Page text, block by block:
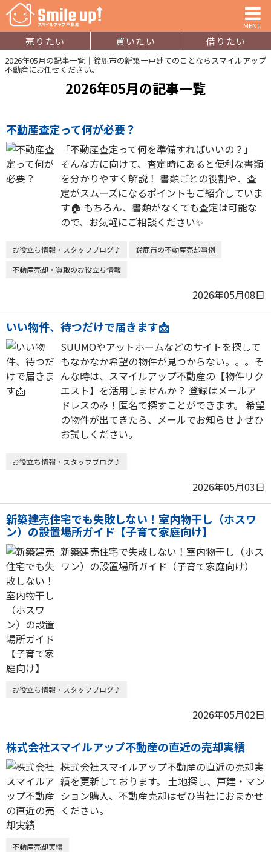
MENU
売りたい 買いたい 借りたい
2026年05月の記事一覧｜鈴鹿市の新築一戸建てのことならスマイルアップ
不動産にお任せください。
2026年05月の記事一覧
不動産査定って何が必要？
「不動産査定って何を準備すればいいの？」
そんな方に向けて、査定時にあると便利な書類
を分かりやすく解説！ 書類ごとの役割や、査
定がスムーズになるポイントもご紹介していま
す🏠 もちろん、書類がなくても査定は可能な
ので、お気軽にご相談ください✨
お役立ち情報・スタッフブログ♪
鈴鹿市の不動産売却事例
不動産売却・買取のお役立ち情報
2026年05月08日
いい物件、待つだけで届きます📩
SUUMOやアットホームなどのサイトを探して
もなかなか希望の物件が見つからない。。。そ
んな時は、スマイルアップ不動産の【物件リク
エスト】を活用しませんか？ 登録はメールア
ドレスのみ！匿名で探すことができます。 希望
の物件が出てきたら、メールでお知らせ♪ぜひ
お試しください。
お役立ち情報・スタッフブログ♪
2026年05月03日
新築建売住宅でも失敗しない！室内物干し（ホスワ
ン）の設置場所ガイド【子育て家庭向け】
新築建売住宅で失敗しない！室内物干し（ホス
ワン）の設置場所ガイド（子育て家庭向け）
お役立ち情報・スタッフブログ♪
2026年05月02日
株式会社スマイルアップ不動産の直近の売却実績
株式会社スマイルアップ不動産の直近の売却実
績を更新しております。 土地探し、戸建・マン
ション購入、不動産売却はぜひ当社におまかせ
ください。
不動産売却実績